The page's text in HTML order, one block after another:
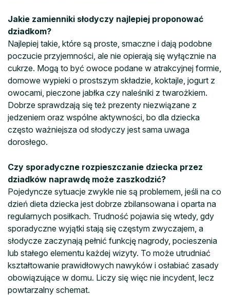
Jakie zamienniki słodyczy najlepiej proponować
dziadkom?
Najlepiej takie, które są proste, smaczne i dają podobne
poczucie przyjemności, ale nie opierają się wyłącznie na
cukrze. Mogą to być owoce podane w atrakcyjnej formie,
domowe wypieki o prostszym składzie, koktajle, jogurt z
owocami, pieczone jabłka czy naleśniki z twarożkiem.
Dobrze sprawdzają się też prezenty niezwiązane z
jedzeniem oraz wspólne aktywności, bo dla dziecka
często ważniejsza od słodyczy jest sama uwaga
dorosłego.
Czy sporadyczne rozpieszczanie dziecka przez
dziadków naprawdę może zaszkodzić?
Pojedyncze sytuacje zwykle nie są problemem, jeśli na co
dzień dieta dziecka jest dobrze zbilansowana i oparta na
regularnych posiłkach. Trudność pojawia się wtedy, gdy
sporadyczne wyjątki stają się częstym zwyczajem, a
słodycze zaczynają pełnić funkcję nagrody, pocieszenia
lub stałego elementu każdej wizyty. To może utrudniać
kształtowanie prawidłowych nawyków i osłabiać zasady
obowiązujące w domu. Liczy się więc nie incydent, lecz
powtarzalny schemat.